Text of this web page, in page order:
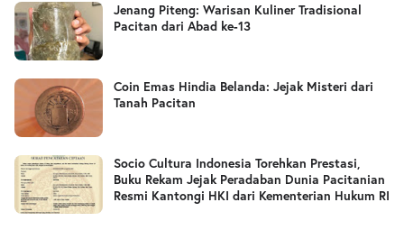
Jenang Piteng: Warisan Kuliner Tradisional
Pacitan dari Abad ke-13
Coin Emas Hindia Belanda: Jejak Misteri dari
Tanah Pacitan
Socio Cultura Indonesia Torehkan Prestasi,
Buku Rekam Jejak Peradaban Dunia Pacitanian
Resmi Kantongi HKI dari Kementerian Hukum RI